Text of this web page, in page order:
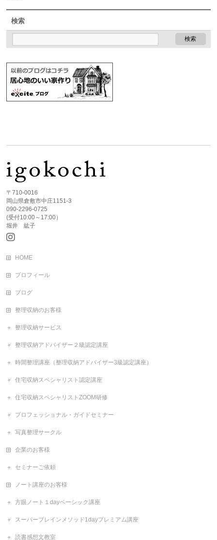
検索
〒710-0016
岡山県倉敷市中庄1151-3
090-2296-0725
(受付10:00～17:00）
堀井 紘子
HOME
プロフィール
ブログ
整理収納のお客様
整理収納サービス
整理収納アドバイザー２級認定講座
時間整理講座（整理収納アドバイザー3級認定講座）
住宅収納スペシャリスト認定講座
住宅収納スペシャリストZOOM研修
プロフェッショナル・ガイドセミナー
写真整理サークル
企業のお客様
セミナーご依頼
ノート講座のお客様
方眼ノート１dayベーシック講座
スーパーブレインメソッド1dayプレミアム講座
読書感想文教室